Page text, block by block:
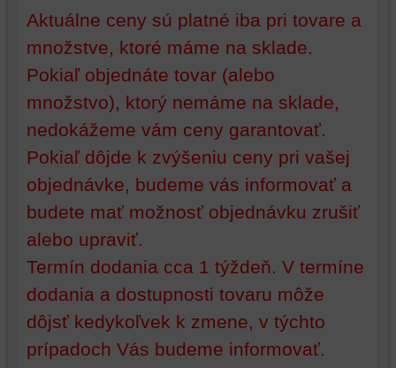
Aktuálne ceny sú platné iba pri tovare a
množstve, ktoré máme na sklade.
Pokiaľ objednáte tovar (alebo
množstvo), ktorý nemáme na sklade,
nedokážeme vám ceny garantovať.
Pokiaľ dôjde k zvýšeniu ceny pri vašej
objednávke, budeme vás informovať a
budete mať možnosť objednávku zrušiť
alebo upraviť.
Termín dodania cca 1 týždeň. V termíne
dodania a dostupnosti tovaru môže
dôjsť kedykoľvek k zmene, v týchto
prípadoch Vás budeme informovať.
zabezpečenia.
z
vašich
preferencií
toho,
aby
mali
používateľský
účet
alebo
bez
prihlásenia,
skripty
a/alebo
zdroje
tretích